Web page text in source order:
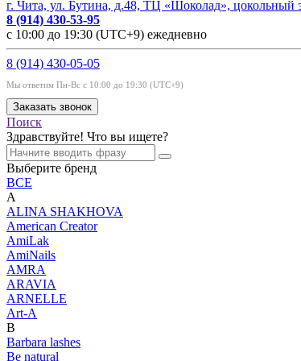
г. Чита, ул. Бутина, д.48, ТЦ «Шоколад», цокольный
8 (914) 430-53-95
с 10:00 до 19:30 (UTC+9) ежедневно
8 (914) 430-05-05
Мы ответим Пн-Вс с 10:00 до 19:30 (UTC+9)
Заказать звонок
Поиск
Здравствуйте! Что вы ищете?
Выберите бренд
ВСЕ
A
ALINA SHAKHOVA
American Creator
AmiLak
AmiNails
AMRA
ARAVIA
ARNELLE
Art-A
B
Barbara lashes
Be natural